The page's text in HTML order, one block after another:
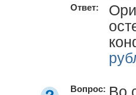
Ответ:
Вопрос: Во